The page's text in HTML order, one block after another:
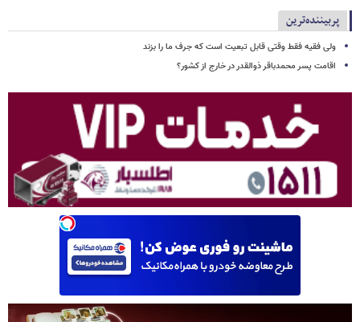
پربیننده‌ترین
ولی فقیه فقط وقتی قابل تبعیت است که جرف ما را بزند
اقامت پسر محمدباقر ذوالقدر در خارج از کشور؟